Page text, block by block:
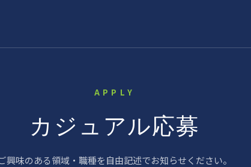
APPLY
カジュアル応募
興味のある領域・職種を自由記述でお知らせください。